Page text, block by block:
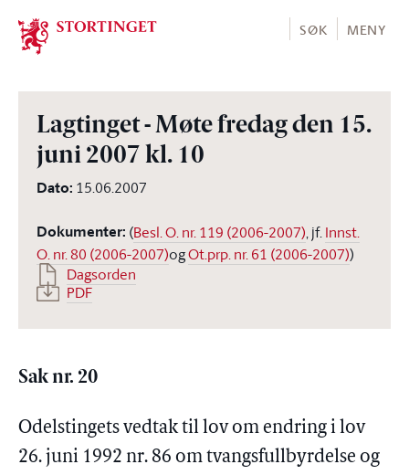
Stortinget.no
SØK MENY
Lagtinget - Møte fredag den 15.
juni 2007 kl. 10
Dato: 15.06.2007
Dokumenter: (Besl. O. nr. 119 (2006-2007), jf.Innst.
O. nr. 80 (2006-2007)ogOt.prp. nr. 61 (2006-2007))
Dagsorden
PDF
Sak nr. 20
Odelstingets vedtak til lov om endring i lov
26. juni 1992 nr. 86 om tvangsfullbyrdelse og